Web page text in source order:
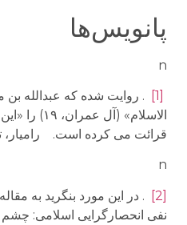
پانویس‌ها
n
[1]
. روایت شده که عبدالله بن
الاسلام» (آل
قرائت می کرده است. رامیار،
n
[2]
. در این مورد بنگرید به
نفی انحصارگرایی اسلامی: چشم